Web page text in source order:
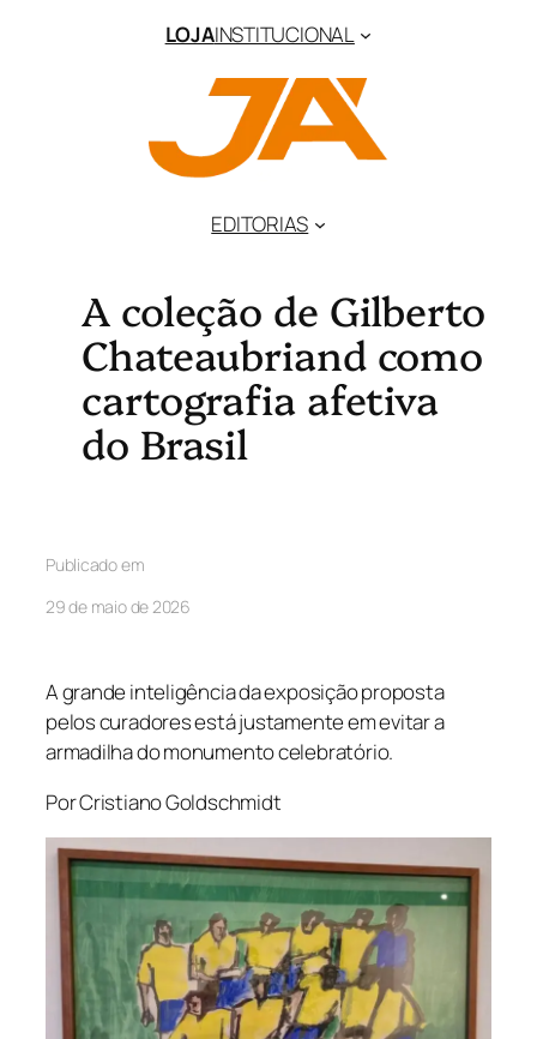
LOJAINSTITUCIONAL
EDITORIAS
A coleção de Gilberto
Chateaubriand como
cartografia afetiva
do Brasil
Publicado em
29 de maio de 2026
A grande inteligência da exposição proposta
pelos curadores está justamente em evitar a
armadilha do monumento celebratório.
Por Cristiano Goldschmidt